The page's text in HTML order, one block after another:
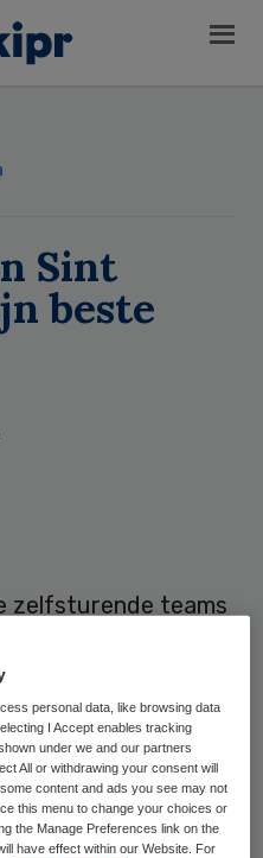
Sint
beste
zelfsturende teams
opnieuw
Werkgever van
met een score van
categorie ‘1000
personal data, like browsing data
I Accept enables tracking
under we and our partners
All or withdrawing your consent will
content and ads you see may not
this menu to change your choices or
the Manage Preferences link on the
have effect within our Website. For